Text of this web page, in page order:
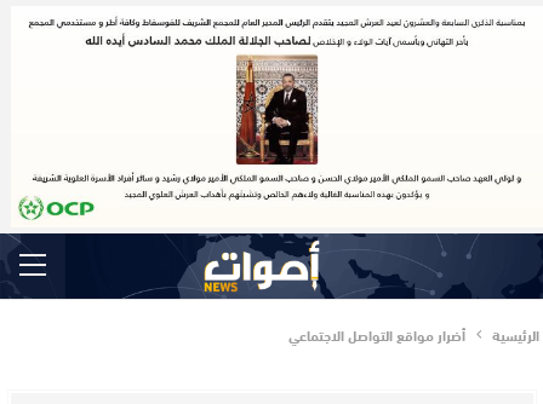
الرئيسية أضرار مواقع التواصل الاجتماعي